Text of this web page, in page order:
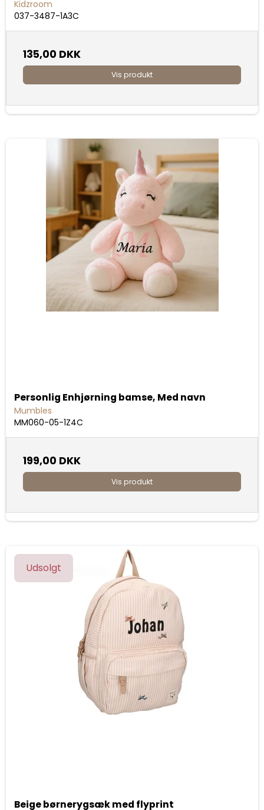
Kidzroom
037-3487-1A3C
135,00 DKK
Vis produkt
Personlig Enhjørning bamse, Med navn
Mumbles
MM060-05-1Z4C
199,00 DKK
Vis produkt
Udsolgt
Beige børnerygsæk med flyprint